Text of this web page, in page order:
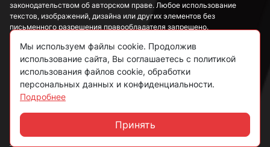
законодательством об авторском праве. Любое использование
текстов, изображений, дизайна или других элементов без
письменного разрешения правообладателя запрещено.
Информация, представленная на сайте, носит исключительно
ознакомительный характер и не может рассматриваться как
публичная оферта в соответствии со ст. 437 ГК РФ.
Политика конфиденциальности
Согласие на обработку данных
Пользовательское соглашение
Мы используем файлы cookie. Продолжив
использование сайта, Вы соглашаетесь с политикой
использования файлов cookie, обработки
персональных данных и конфиденциальности.
Подробнее
Принять
Чат